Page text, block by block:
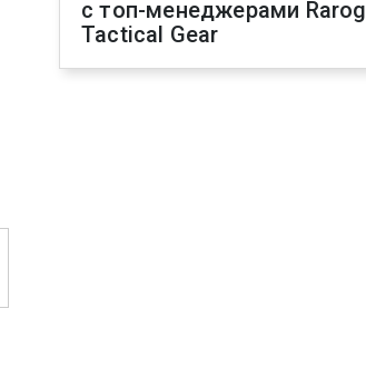
с топ-менеджерами Rarog
Tactical Gear